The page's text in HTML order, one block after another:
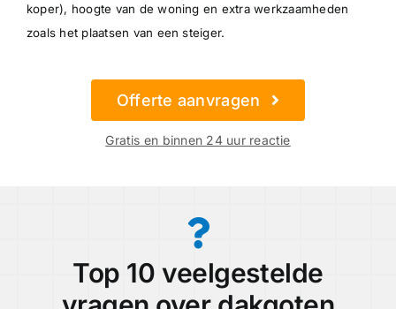
koper), hoogte van de woning en extra werkzaamheden
zoals het plaatsen van een steiger.
Offerte aanvragen
Gratis en binnen 24 uur reactie
Top 10 veelgestelde